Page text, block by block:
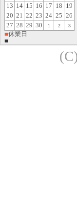
13 14 15 16 17 18 19
20 21 22 23 24 25 26
27 28 29 30 1 2 3
■休業日
■